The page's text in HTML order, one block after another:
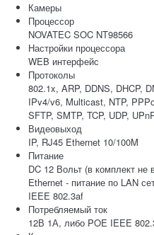
Камеры
Процессор
NOVATEC SOC NT98566
Настройки процессора
WEB интерфейс
Протоколы
802.1x, ARP, DDNS, DHCP,
IPv4/v6, Multicast, NTP,
SFTP, SMTP, TCP, UDP,
Видеовыход
IP, RJ45 Ethernet 10/100M
Питание
DC 12 Вольт (в комплект не
Ethernet - питание по LAN
IEEE 802.3af
Потребляемый ток
12В 1А, либо POE IEEE